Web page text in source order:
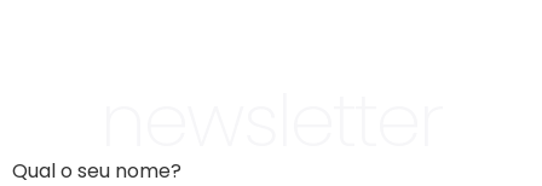
Qual o seu nome?